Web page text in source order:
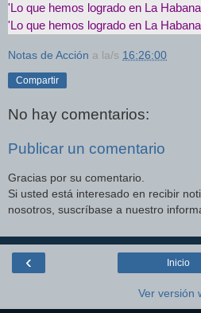
'Lo que hemos logrado en La
'Lo que hemos logrado en La
Notas de Acción a la/s 16:26:00
Compartir
No hay comentarios:
Publicar un comentario
Gracias por su comentario.
Si usted está interesado en recibir
nosotros, suscríbase a nuestro
‹ Inicio
Ver versión